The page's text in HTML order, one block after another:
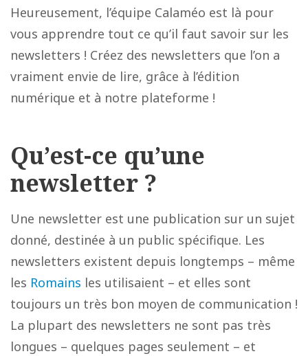
Heureusement, l’équipe Calaméo est là pour
vous apprendre tout ce qu’il faut savoir sur les
newsletters ! Créez des newsletters que l’on a
vraiment envie de lire, grâce à l’édition
numérique et à notre plateforme !
Qu’est-ce qu’une
newsletter ?
Une newsletter est une publication sur un sujet
donné, destinée à un public spécifique. Les
newsletters existent depuis longtemps – même
les Romains les utilisaient – et elles sont
toujours un très bon moyen de communication !
La plupart des newsletters ne sont pas très
longues – quelques pages seulement – et